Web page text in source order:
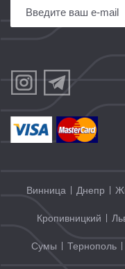
Винница Днепр
Кропивницкий
Сумы Тернополь